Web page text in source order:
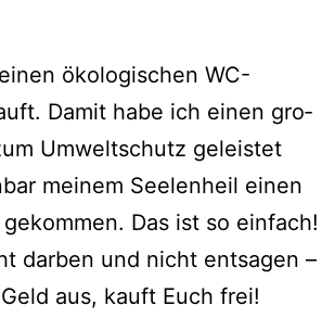
öko­lo­gi­schen WC-
Damit habe ich einen gro­
Umweltschutz geleis­tet
mei­nem Seelenheil einen
Das ist so ein­fach!
dar­ben und nicht ent­sa­gen –
aus, kauft Euch frei!